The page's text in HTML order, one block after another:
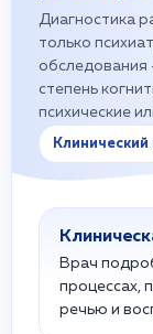
Диагностика
только
обследования
степень
психические
Врач
процессах,
речью и